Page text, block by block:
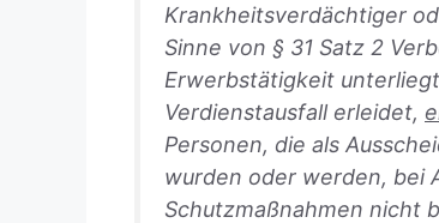
Krankheitsverdächtiger
Sinne von § 31 Satz 2
Erwerbstätigkeit
Verdienstausfall erleidet,
Personen, die als
wurden oder werden, bei
Schutzmaßnahmen nicht